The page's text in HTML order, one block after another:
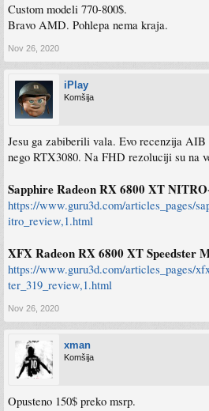
Custom modeli 770-800$.
Bravo AMD. Pohlepa nema kraja.
Nov 26, 2020
iPlay
Komšija
Jesu ga zabiberili vala. Evo recenzija
nego RTX3080. Na FHD rezoluciji su na
Sapphire Radeon RX 6800 XT
https://www.guru3d.com/articles_pages/
itro_review,1.html
XFX Radeon RX 6800 XT Speedster
https://www.guru3d.com/articles_pages/
ter_319_review,1.html
Nov 26, 2020
xman
Komšija
Opusteno 150$ preko msrp.